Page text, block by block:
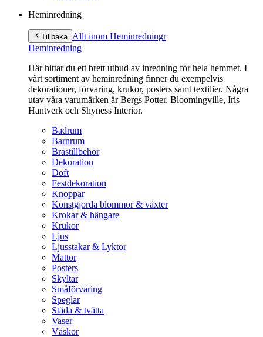
Heminredning
Tillbaka Allt inom Heminredningr
Heminredning
Här hittar du ett brett utbud av inredning för hela hemmet. I
vårt sortiment av heminredning finner du exempelvis
dekorationer, förvaring, krukor, posters samt textilier. Några
utav våra varumärken är Bergs Potter, Bloomingville, Iris
Hantverk och Shyness Interior.
Badrum
Barnrum
Brastillbehör
Dekoration
Doft
Festdekoration
Knoppar
Konstgjorda blommor & växter
Krokar & hängare
Krukor
Ljus
Ljusstakar & Lyktor
Mattor
Posters
Skyltar
Småförvaring
Speglar
Städa & tvätta
Vaser
Väskor